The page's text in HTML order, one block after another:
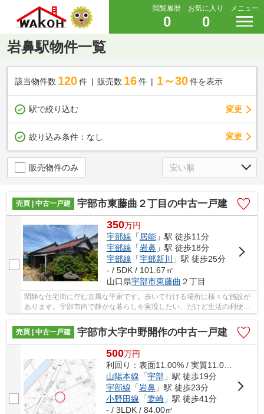
閲覧履歴
0
お気に入り
0
メニュー
岩鼻駅物件一覧
該当物件数 120件 販売数 16 件 1～30 件を表示
駅で絞り込む 変更
絞り込み条件： なし 変更
販売物件のみ
売買 | 中古一戸建 宇部市東藤曲２丁目の中古一戸建
350万円
宇部線 「居能」駅 徒歩11分
宇部線 「岩鼻」駅 徒歩18分
宇部線 「宇部新川
」駅 徒歩25分
- / 5DK / 101.67㎡
山口県宇部市東藤曲 ２丁目
閑静な住宅街に佇む古風な平家です。歩いて行ける場所に様々な施設が
あります。宇部市内で静かな暮らしを実現したい、だけど生活の利便性
売買 | 中古一戸建
宇部市大字中野開作の中古一戸建
500万円
利回り：表面11.00% / 実質11.00%
山陽本線 「宇部」駅 徒歩19分
宇部線 「岩鼻」駅 徒歩23分
小野田線 「妻崎」駅 徒歩41分
- / 3LDK / 84.00㎡